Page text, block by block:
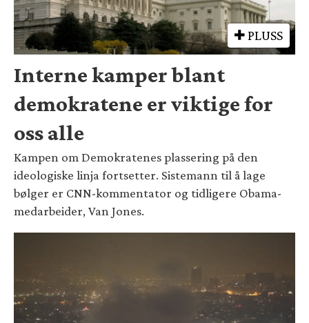
PLUSS
Interne kamper blant
demokratene er viktige for
oss alle
Kampen om Demokratenes plassering på den
ideologiske linja fortsetter. Sistemann til å lage
bølger er CNN-kommentator og tidligere Obama-
medarbeider, Van Jones.